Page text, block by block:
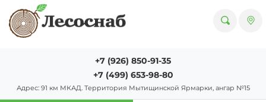
+7 (926) 850-91-35
+7 (499) 653-98-80
Адрес: 91 км МКАД. Территория Мытищинской Ярмарки, ангар №15